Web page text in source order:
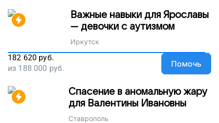
Важные навыки для Ярославы
— девочки с аутизмом
Иркутск
182 620 руб.
из 188 000 руб. Помочь
Спасение в аномальную жару
для Валентины Ивановны
Ставрополь